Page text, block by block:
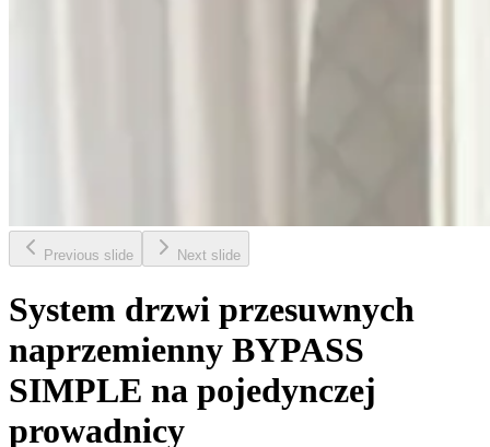
Previous slide Next slide
System drzwi przesuwnych
naprzemienny BYPASS
SIMPLE na pojedynczej
prowadnicy